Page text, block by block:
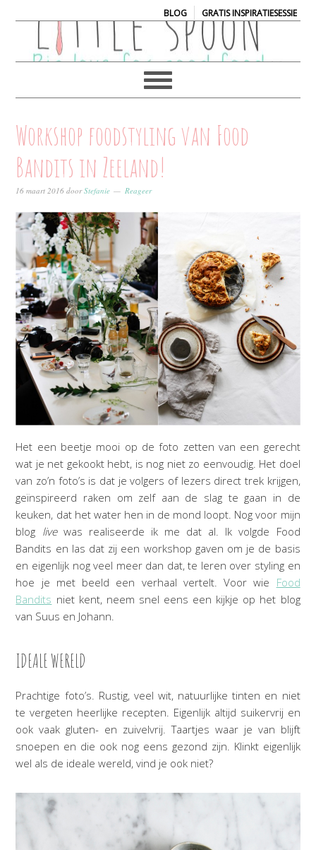
BLOG| GRATIS INSPIRATIESESSIE
Workshop foodstyling van Food
Bandits in Zeeland!
16 maart 2016 doorStefanie Reageer
Het een beetje mooi op de foto zetten van een gerecht
wat je net gekookt hebt, is nog niet zo eenvoudig. Het doel
van zo’n foto’s is dat je volgers of lezers direct trek krijgen,
geïnspireerd raken om zelf aan de slag te gaan in de
keuken, dat het water hen in de mond loopt. Nog voor mijn
blog livewas realiseerde ik me dat al. Ik volgde Food
Bandits en las dat zij een workshop gaven om je de basis
en eigenlijk nog veel meer dan dat, te leren over styling en
hoe je met beeld een verhaal vertelt. Voor wie Food
Bandits niet kent, neem snel eens een kijkje op het blog
van Suus en Johann.
IDEALE WERELD
Prachtige foto’s. Rustig, veel wit, natuurlijke tinten en niet
te vergeten heerlijke recepten. Eigenlijk altijd suikervrij en
ook vaak gluten- en zuivelvrij. Taartjes waar je van blijft
snoepen en die ook nog eens gezond zijn. Klinkt eigenlijk
wel als de ideale wereld, vind je ook niet?